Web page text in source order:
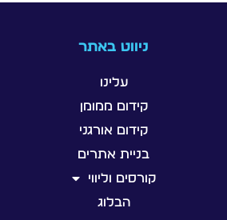
ניווט באתר
עלינו
קידום ממומן
קידום אורגני
בניית אתרים
קורסים וליווי
הבלוג